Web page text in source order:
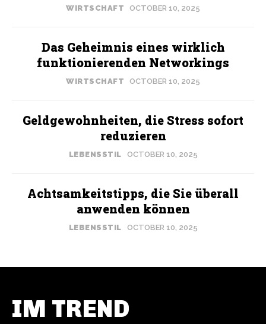
WIRTSCHAFT OCTOBER 10, 2025
Das Geheimnis eines wirklich
funktionierenden Networkings
WIRTSCHAFT OCTOBER 10, 2025
Geldgewohnheiten, die Stress sofort
reduzieren
LEBENSSTIL OCTOBER 10, 2025
Achtsamkeitstipps, die Sie überall
anwenden können
LEBENSSTIL OCTOBER 10, 2025
IM TREND